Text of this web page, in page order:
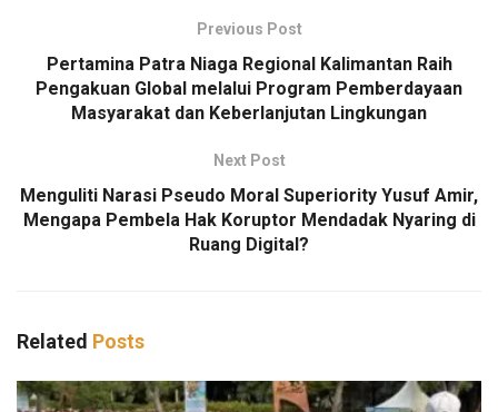
Previous Post
Pertamina Patra Niaga Regional Kalimantan Raih
Pengakuan Global melalui Program Pemberdayaan
Masyarakat dan Keberlanjutan Lingkungan
Next Post
Menguliti Narasi Pseudo Moral Superiority Yusuf Amir,
Mengapa Pembela Hak Koruptor Mendadak Nyaring di
Ruang Digital?
Related Posts